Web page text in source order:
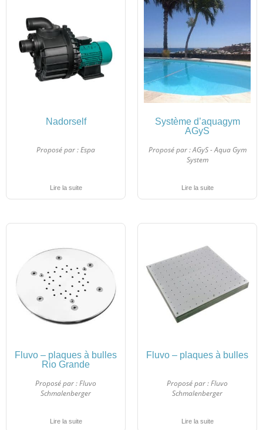
Nadorself
Proposé par :Espa
Lire la suite
Système d’aquagym
AGyS
Proposé par :AGyS - Aqua Gym
System
Lire la suite
Fluvo – plaques à bulles
Rio Grande
Proposé par :Fluvo
Schmalenberger
Lire la suite
Fluvo – plaques à bulles
Proposé par :Fluvo
Schmalenberger
Lire la suite